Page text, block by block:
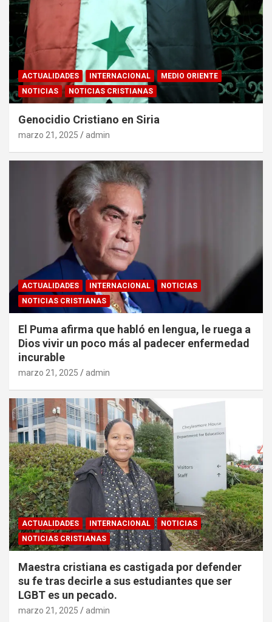
ACTUALIDADES INTERNACIONAL
MEDIO ORIENTE
NOTICIAS
NOTICIAS CRISTIANAS
Genocidio Cristiano en Siria
marzo 21, 2025 admin
ACTUALIDADES INTERNACIONAL
NOTICIAS
NOTICIAS CRISTIANAS
El Puma afirma que habló en lengua, le ruega a
Dios vivir un poco más al padecer enfermedad
incurable
marzo 21, 2025 admin
ACTUALIDADES INTERNACIONAL
NOTICIAS
NOTICIAS CRISTIANAS
Maestra cristiana es castigada por defender
su fe tras decirle a sus estudiantes que ser
LGBT es un pecado.
marzo 21, 2025 admin